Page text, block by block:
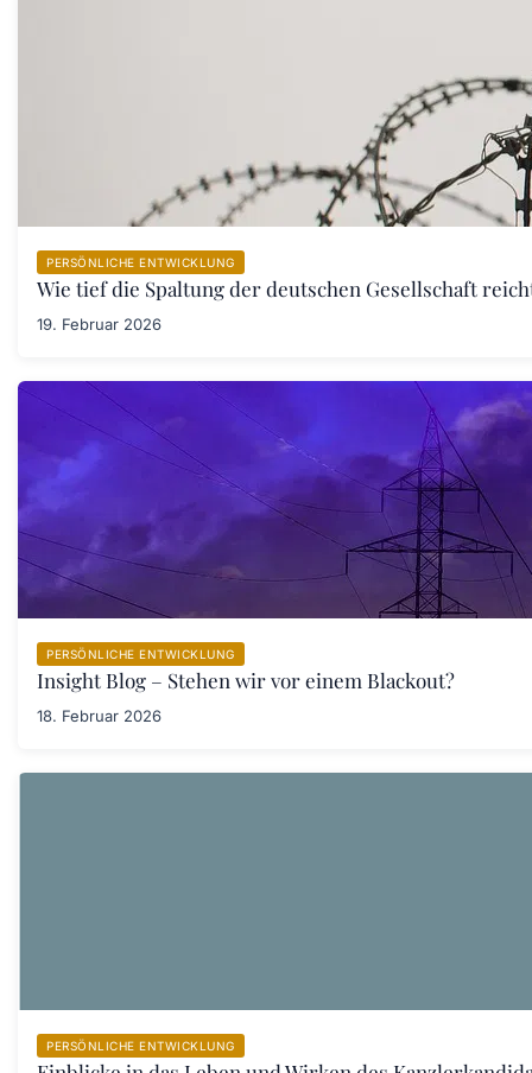
PERSÖNLICHE ENTWICKLUNG
Wie tief die Spaltung der deutschen Gesellschaft
19. Februar 2026
PERSÖNLICHE ENTWICKLUNG
Insight Blog – Stehen wir vor einem Blackout?
18. Februar 2026
PERSÖNLICHE ENTWICKLUNG